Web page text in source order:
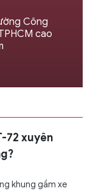
Công
cao
72 xuyên
khung gầm xe